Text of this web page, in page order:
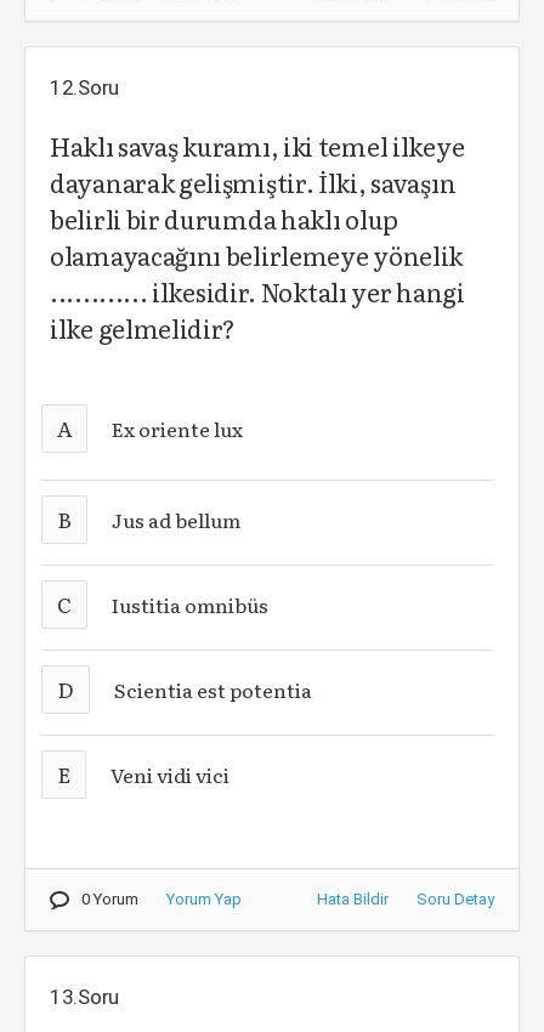
12.Soru
Haklı savaş kuramı, iki temel ilkeye
dayanarak gelişmiştir. İlki, savaşın
belirli bir durumda haklı olup
olamayacağını belirlemeye yönelik
............ ilkesidir. Noktalı yer hangi
ilke gelmelidir?
A Ex oriente lux
B Jus ad bellum
C Iustitia omnibüs
D Scientia est potentia
E Veni vidi vici
0 Yorum Yorum Yap Hata Bildir Soru Detay
13.Soru